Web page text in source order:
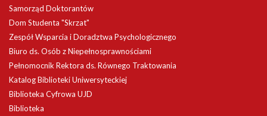
Samorząd Doktorantów
Dom Studenta "Skrzat"
Zespół Wsparcia i Doradztwa Psychologicznego
Biuro ds. Osób z Niepełnosprawnościami
Pełnomocnik Rektora ds. Równego Traktowania
Katalog Biblioteki Uniwersyteckiej
Biblioteka Cyfrowa UJD
Biblioteka